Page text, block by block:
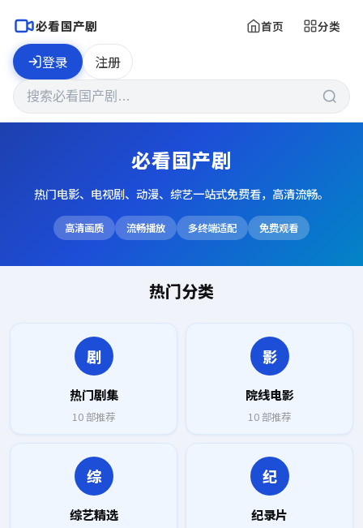
必看国产剧 首页 分类
登录 注册
必看国产剧
热门电影、电视剧、动漫、综艺一站式免费看，高清流畅。
高清画质 流畅播放 多终端适配 免费观看
热门分类
剧
热门剧集
10部推荐
影
院线电影
10部推荐
综
综艺精选
纪
纪录片